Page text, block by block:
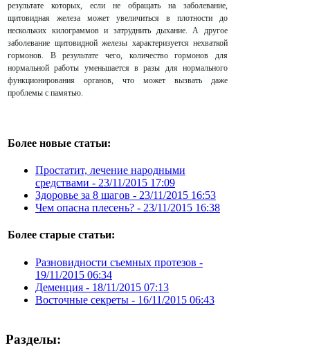
результате которых, если не обращать на заболевание,
щитовидная железа может увеличиться в плотности до
нескольких килограммов и затруднить дыхание. А другое
заболевание щитовидной железы характеризуется нехваткой
гормонов. В результате чего, количество гормонов для
нормальной работы уменьшается в разы для нормального
функционирования органов, что может вызвать даже
проблемы с памятью.
Более новые статьи:
Простатит, лечение народными
средствами - 23/11/2015 17:09
Здоровье за 8 шагов - 23/11/2015 16:53
Чем опасна плесень? - 23/11/2015 16:38
Более старые статьи:
Разновидности съемных протезов -
19/11/2015 06:34
Деменция - 18/11/2015 07:13
Восточные секреты - 16/11/2015 06:43
Разделы: